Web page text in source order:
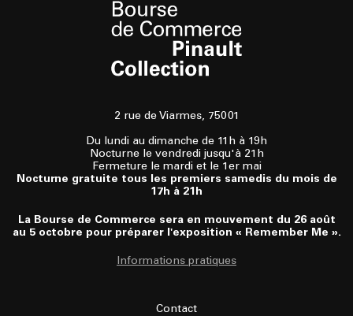
2 rue de Viarmes, 75001
Du lundi au dimanche de 11h à 19h
Nocturne le vendredi jusqu'à 21h
Fermeture le mardi et le 1er mai
Nocturne gratuite tous les premiers samedis du mois de
17h à 21h
La Bourse de Commerce sera en mouvement du 26 août
au 5 octobre pour préparer l'exposition « Remember Me ».
Informations pratiques
Contact